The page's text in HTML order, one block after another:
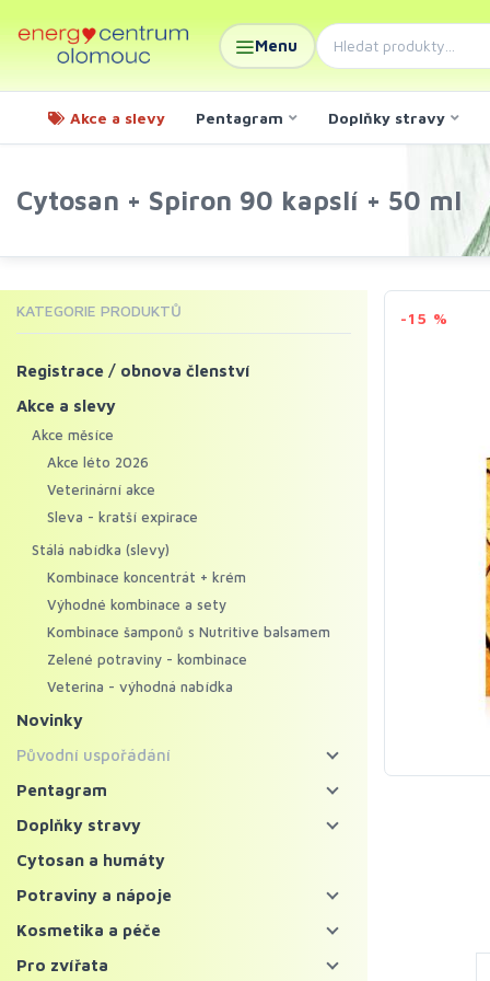
Menu
Akce a slevy Pentagram Doplňky stravy
Cytosan + Spiron 90 kapslí + 50 ml
-15 %
KATEGORIE PRODUKTŮ
Registrace / obnova členství
Akce a slevy
Akce měsíce
Akce léto 2026
Veterinární akce
Sleva - kratší expirace
Stálá nabídka (slevy)
Kombinace koncentrát + krém
Výhodné kombinace a sety
Kombinace šamponů s Nutritive balsamem
Zelené potraviny - kombinace
Veterina - výhodná nabídka
Novinky
Původní uspořádání
Energy food
Pentagram - bylinné koncentráty
Pentagram
Koncentráty
Krémy
Doplňky stravy
Bylinné koncentráty
Probiotika a trávení
Cytosan a humáty
Potraviny a nápoje
Zelené potraviny
Bylinné čaje a nápoje
Kosmetika a péče
Pleť
Pro zvířata